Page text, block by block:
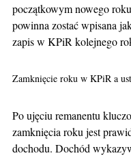
początkowym nowego
powinna zostać wpisana
zapis w KPiR kolejnego
Zamknięcie roku w KPiR a
Po ujęciu remanentu
zamknięcia roku jest
dochodu. Dochód